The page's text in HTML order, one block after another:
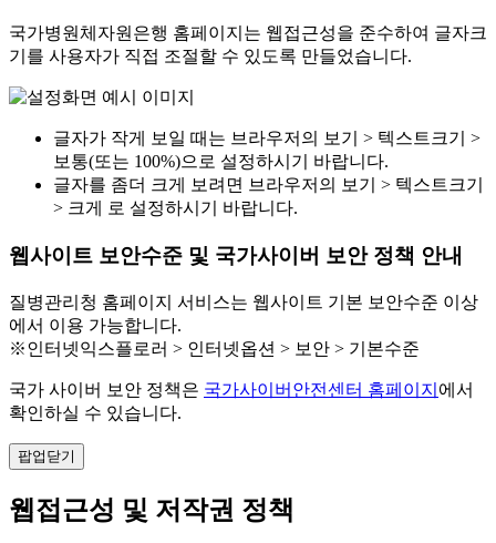
국가병원체자원은행 홈페이지는 웹접근성을 준수하여 글자크
기를 사용자가 직접 조절할 수 있도록 만들었습니다.
글자가 작게 보일 때는 브라우저의 보기 > 텍스트크기 >
보통(또는 100%)으로 설정하시기 바랍니다.
글자를 좀더 크게 보려면 브라우저의 보기 > 텍스트크기
> 크게 로 설정하시기 바랍니다.
웹사이트 보안수준 및 국가사이버 보안 정책 안내
질병관리청 홈페이지 서비스는 웹사이트 기본 보안수준 이상
에서 이용 가능합니다.
※인터넷익스플로러 > 인터넷옵션 > 보안 > 기본수준
국가 사이버 보안 정책은 국가사이버안전센터 홈페이지 에서
확인하실 수 있습니다.
팝업닫기
웹접근성 및 저작권 정책